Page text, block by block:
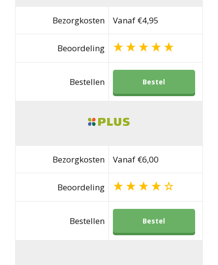
Bezorgkosten Vanaf €4,95
Beoordeling
Bestellen Bestel
Bezorgkosten Vanaf €6,00
Beoordeling
Bestellen Bestel